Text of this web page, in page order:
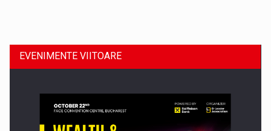
EVENIMENTE VIITOARE